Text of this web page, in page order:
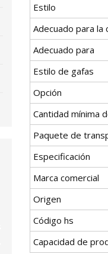
Estilo
Adecuado para la
Adecuado para
Estilo de gafas
Opción
Cantidad mínima
Paquete de
Especificación
Marca comercial
Origen
Código hs
Capacidad de